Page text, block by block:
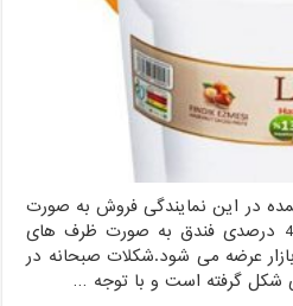
در این نمایندگی فروش به صورت
ترکیب 2 درصد 13 درصد و 40 درصدی فندق به صورت ظرف های
به بازار عرضه می شود.شکلات صبحانه در
شکل گرفته است و با توجه …